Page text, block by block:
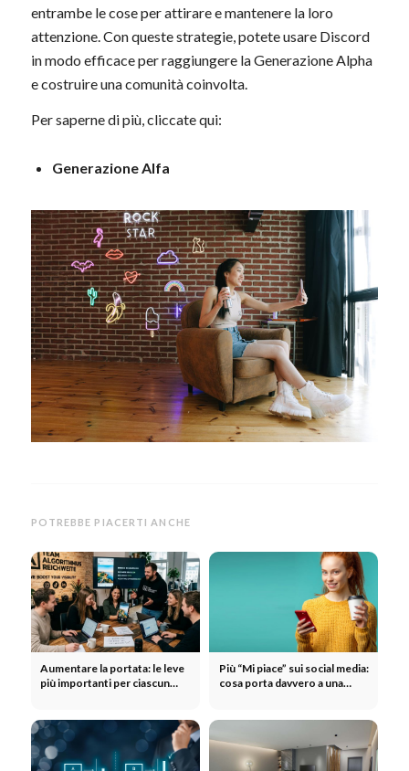
entrambe le cose per attirare e mantenere la loro
attenzione. Con queste strategie, potete usare Discord
in modo efficace per raggiungere la Generazione Alpha
e costruire una comunità coinvolta.
Per saperne di più, cliccate qui:
Generazione Alfa
POTREBBE PIACERTI ANCHE
Aumentare la portata: le leve
più importanti per ciascun
Più “Mi piace” sui social media:
cosa porta davvero a una